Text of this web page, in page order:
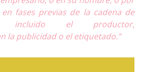
fases previas de la cadena de
incluido el productor,
la publicidad o el etiquetado.”